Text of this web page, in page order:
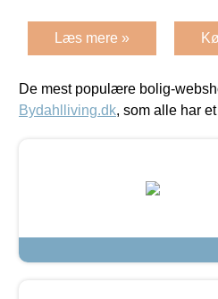
Læs mere »
De mest populære bolig-
Bydahlliving.dk, som alle har